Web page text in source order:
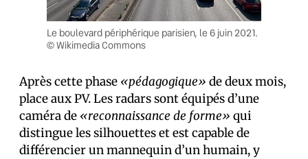
Le boulevard périphérique parisien, le 6 juin 2021.
© Wikimedia Commons
Après cette phase «pédagogique» de deux mois,
place aux PV. Les radars sont équipés d’une
caméra de «reconnaissance de forme» qui
distingue les silhouettes et est capable de
différencier un mannequin d’un humain, y